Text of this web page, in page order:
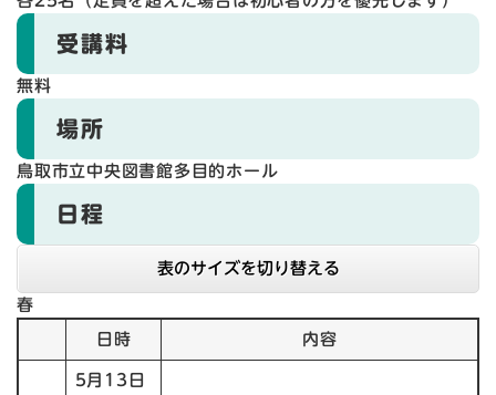
受講料
無料
場所
鳥取市立中央図書館多目的ホール
日程
表のサイズを切り替える
春
日時 内容
5月13日